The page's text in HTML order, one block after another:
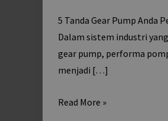
5 Tanda Gear Pump Anda
Dalam sistem industri
gear pump, performa
menjadi […]
Read More »